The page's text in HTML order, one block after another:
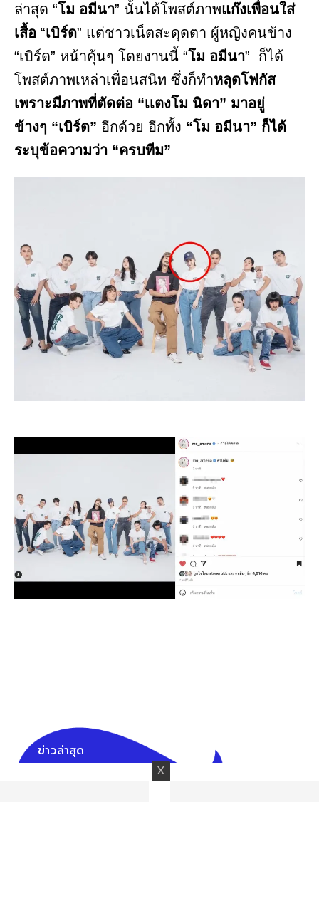
ล่าสุด “โม อมีนา” นั้นได้โพสต์ภาพแก๊งเพื่อนใส่
เสื้อ “เบิร์ด” แต่ชาวเน็ตสะดุดตา ผู้หญิงคนข้าง
“เบิร์ด” หน้าคุ้นๆ โดยงานนี้ “โม อมีนา” ก็ได้
โพสต์ภาพเหล่าเพื่อนสนิท ซึ่งก็ทำหลุดโฟกัส
เพราะมีภาพที่ตัดต่อ “เเตงโม นิดา” มาอยู่
ข้างๆ “เบิร์ด” อีกด้วย อีกทั้ง “โม อมีนา” ก็ได้
ระบุข้อความว่า “ครบทีม”
ข่าวล่าสุด